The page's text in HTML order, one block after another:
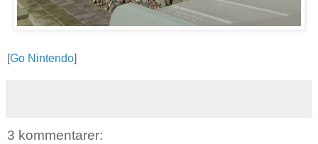
[Go Nintendo]
3 kommentarer: